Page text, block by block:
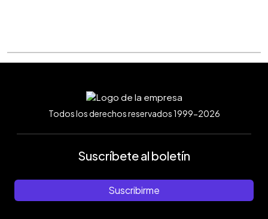
Todos los derechos reservados 1999-2026
Suscríbete al boletín
Suscribirme